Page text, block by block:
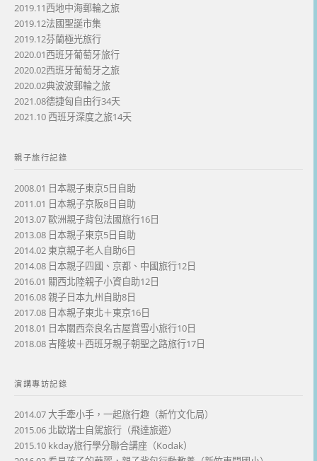
2019.11西地中海郵輪之旅
2019.12法國聖誕市集
2019.12芬蘭極光旅行
2020.01西班牙葡萄牙旅行
2020.02西班牙葡萄牙之旅
2020.02典波波郵輪之旅
2021.08德捷匈自由行34天
2021.10 西班牙深度之旅14天
親子旅行記錄
2008.01 日本親子東京5日自助
2011.01 日本親子京阪8日自助
2013.07 歐洲親子背包法國旅行16日
2013.08 日本親子東京5日自助
2014.02 東京親子老人自助6日
2014.08 日本親子四國、京都、中國旅行12日
2016.01 關西北陸親子小資自助12日
2016.08 親子日本九州自助8日
2017.08 日本親子東北＋東京16日
2018.01 日本關西奈良名古屋賞雪小旅行10日
2018.08 吉隆坡＋西班牙親子朝聖之路旅行17日
演講專訪記錄
2014.07 大手牽小手，一起旅行趣（新竹文化局）
2015.06 北歐瑞士自駕旅行（飛達旅遊）
2015.10 kkday旅行學分聯合講座（Kodak）